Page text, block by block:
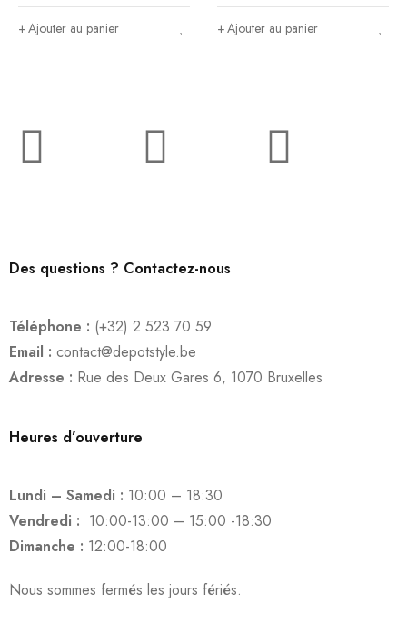
Ajouter au panier Ajouter au panier
Des questions ? Contactez-nous
Téléphone : (+32) 2 523 70 59
Email : contact@depotstyle.be
Adresse : Rue des Deux Gares 6, 1070 Bruxelles
Heures d’ouverture
Lundi – Samedi : 10:00 – 18:30
Vendredi : 10:00-13:00 – 15:00 -18:30
Dimanche : 12:00-18:00
Nous sommes fermés les jours fériés.